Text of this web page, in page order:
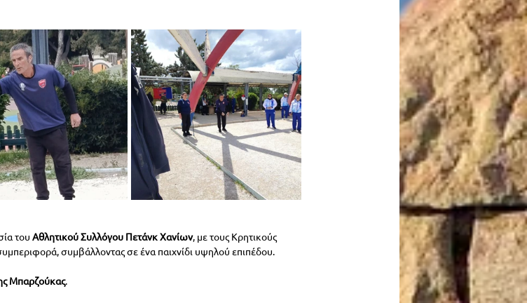
του Αθλητικού Συλλόγου Πετάνκ Χανίων, με τους Κρητικούς
συμβάλλοντας σε ένα παιχνίδι υψηλού επιπέδου.
Μπαρζούκας.